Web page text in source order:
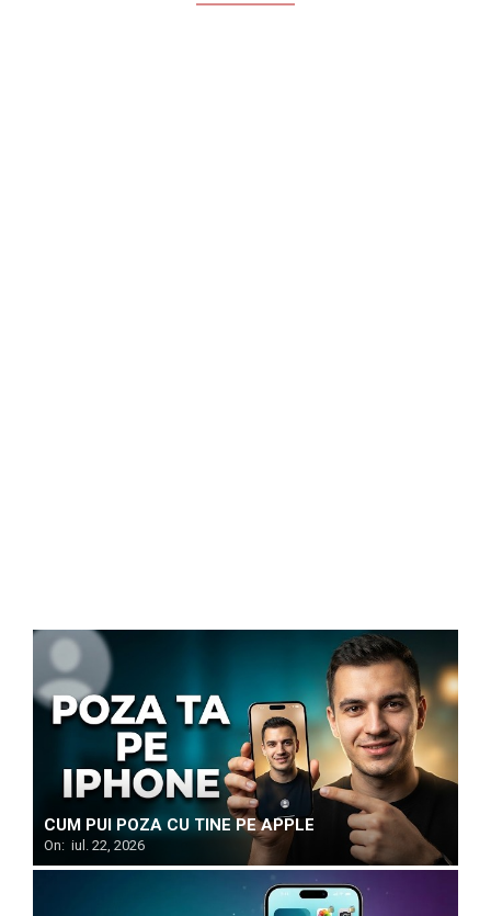
CUM PUI POZA CU TINE PE APPLE
On: iul. 22, 2026